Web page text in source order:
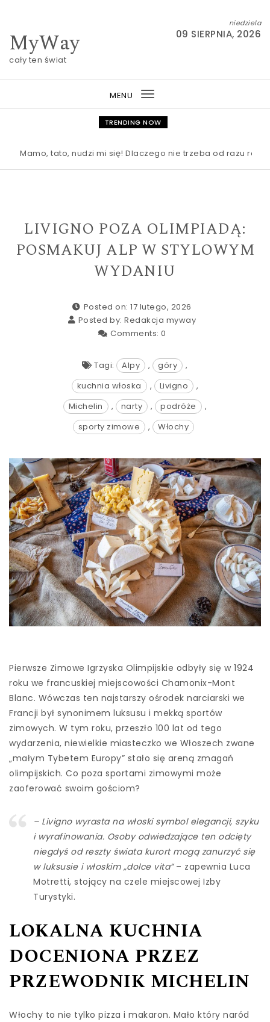
MyWay
cały ten świat
niedziela
09 SIERPNIA, 2026
MENU
Toggle
navigation
TRENDING NOW
tato, nudzi mi się! Dlaczego nie trzeba od razu ratować
LIVIGNO POZA OLIMPIADĄ:
POSMAKUJ ALP W STYLOWYM
WYDANIU
Posted on: 17 lutego, 2026
Posted by: Redakcja myway
Comments: 0
Tagi: Alpy , góry
,
kuchnia włoska
, Livigno
,
Michelin
, narty , podróże
,
sporty zimowe
, Włochy
Pierwsze Zimowe Igrzyska Olimpijskie odbyły się w 1924
roku we francuskiej miejscowości Chamonix-Mont
Blanc. Wówczas ten najstarszy ośrodek narciarski we
Francji był synonimem luksusu i mekką sportów
zimowych. W tym roku, przeszło 100 lat od tego
wydarzenia, niewielkie miasteczko we Włoszech zwane
„małym Tybetem Europy” stało się areną zmagań
olimpijskich. Co poza sportami zimowymi może
zaoferować swoim gościom?
– Livigno wyrasta na włoski symbol elegancji, szyku
i wyrafinowania. Osoby odwiedzające ten odcięty
niegdyś od reszty świata kurort mogą zanurzyć się
w luksusie i włoskim „dolce vita”– zapewnia Luca
Motretti, stojący na czele miejscowej Izby
Turystyki.
LOKALNA KUCHNIA
DOCENIONA PRZEZ
PRZEWODNIK MICHELIN
Włochy to nie tylko pizza i makaron. Mało który naród